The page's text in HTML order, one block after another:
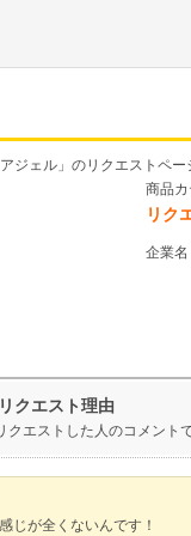
ジェル」のリクエストペー
商品
リク
企業
クエスト理由
エストした人のコメント
じが全くないんです！